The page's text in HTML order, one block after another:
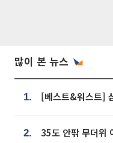
많이 본 뉴스
1.
2.